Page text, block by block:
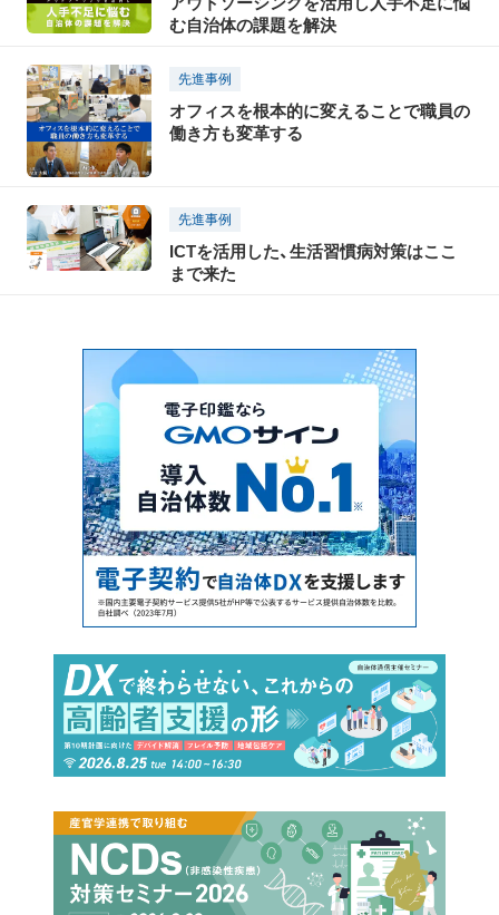
む自治体の課題を解決
先進事例
オフィスを根本的に変えることで職員の
働き方も変革する
先進事例
ICTを活用した、生活習慣病対策はここ
まで来た